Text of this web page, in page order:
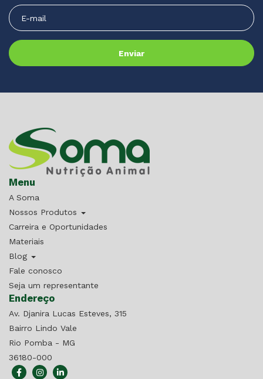
Menu
A Soma
Nossos Produtos
Carreira e Oportunidades
Materiais
Blog
Fale conosco
Seja um representante
Endereço
Av. Djanira Lucas Esteves, 315
Bairro Lindo Vale
Rio Pomba - MG
36180-000